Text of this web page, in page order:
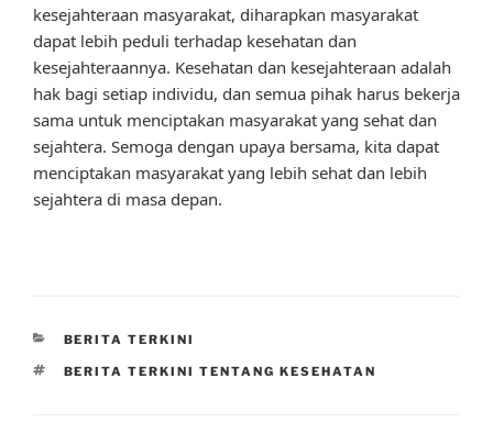
kesejahteraan masyarakat, diharapkan masyarakat
dapat lebih peduli terhadap kesehatan dan
kesejahteraannya. Kesehatan dan kesejahteraan adalah
hak bagi setiap individu, dan semua pihak harus bekerja
sama untuk menciptakan masyarakat yang sehat dan
sejahtera. Semoga dengan upaya bersama, kita dapat
menciptakan masyarakat yang lebih sehat dan lebih
sejahtera di masa depan.
CATEGORIES
BERITA TERKINI
TAGS
BERITA TERKINI TENTANG KESEHATAN